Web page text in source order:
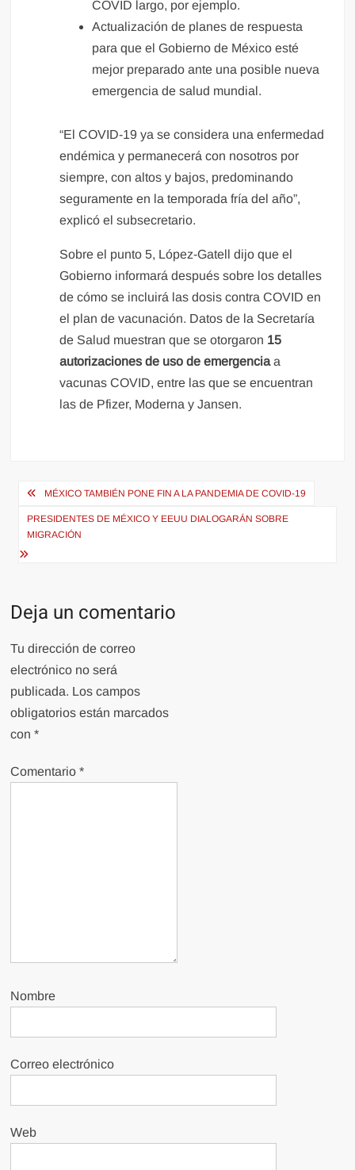
COVID largo, por ejemplo.
Actualización de planes de respuesta
para que el Gobierno de México esté
mejor preparado ante una posible nueva
emergencia de salud mundial.
“El COVID-19 ya se considera una enfermedad
endémica y permanecerá con nosotros por
siempre, con altos y bajos, predominando
seguramente en la temporada fría del año”,
explicó el subsecretario.
Sobre el punto 5, López-Gatell dijo que el
Gobierno informará después sobre los detalles
de cómo se incluirá las dosis contra COVID en
el plan de vacunación. Datos de la Secretaría
de Salud muestran que se otorgaron 15
autorizaciones de uso de emergenciaa
vacunas COVID, entre las que se encuentran
las de Pfizer, Moderna y Jansen.
Navegación
de
entradas
MÉXICO TAMBIÉN PONE FIN A LA PANDEMIA DE COVID-19
PRESIDENTES DE MÉXICO Y EEUU DIALOGARÁN SOBRE
MIGRACIÓN
Deja un comentario
Tu dirección de correo
electrónico no será
publicada. Los campos
obligatorios están marcados
con*
Comentario*
Nombre
Correo electrónico
Web